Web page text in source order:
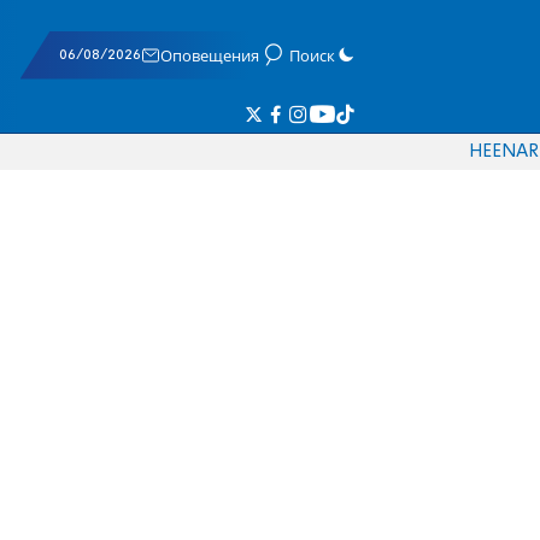
06/08/2026 Оповещения Поиск
HEENAR